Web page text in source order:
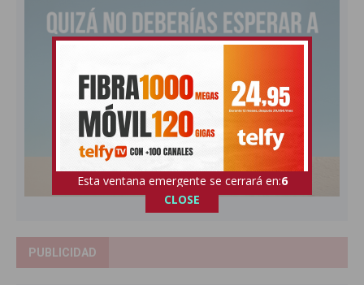
PUBLICIDAD
Esta ventana emergente se cerrará en:5
CLOSE